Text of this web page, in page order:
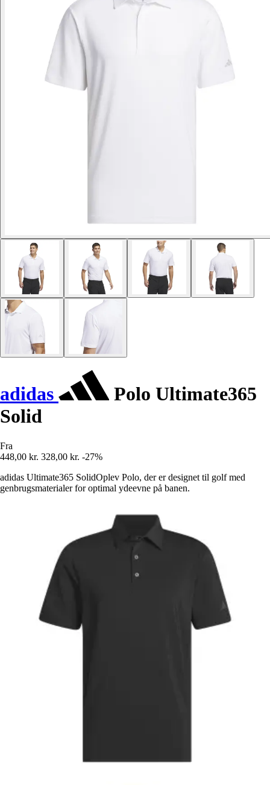
adidas
Polo Ultimate365
Solid
Fra
448,00 kr. 328,00 kr. -27%
adidas Ultimate365 SolidOplev Polo, der er designet til golf med
genbrugsmaterialer for optimal ydeevne på banen.